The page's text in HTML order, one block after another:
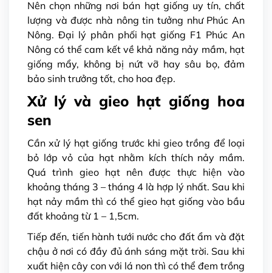
Nên chọn những nơi bán hạt giống uy tín, chất
lượng và được nhà nông tin tưởng như Phúc An
Nông. Đại lý phân phối hạt giống F1 Phúc An
Nông có thể cam kết về khả năng nảy mầm, hạt
giống mẩy, không bị nứt vỡ hay sâu bọ, đảm
bảo sinh trưởng tốt, cho hoa đẹp.
Xử lý và gieo hạt giống hoa
sen
Cần xử lý hạt giống trước khi gieo trồng để loại
bỏ lớp vỏ của hạt nhằm kích thích nảy mầm.
Quá trình gieo hạt nên được thực hiện vào
khoảng tháng 3 – tháng 4 là hợp lý nhất. Sau khi
hạt nảy mầm thì có thể gieo hạt giống vào bầu
đất khoảng từ 1 – 1,5cm.
Tiếp đến, tiến hành tưới nước cho đất ẩm và đặt
chậu ở nơi có đầy đủ ánh sáng mặt trời. Sau khi
xuất hiện cây con với lá non thì có thể đem trồng